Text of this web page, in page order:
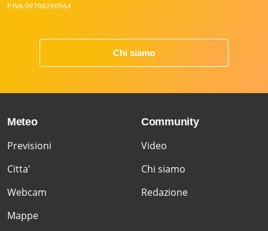
P.IVA 09788290964
Chi siamo
Meteo
Previsioni
Citta'
Webcam
Mappe
Community
Video
Chi siamo
Redazione